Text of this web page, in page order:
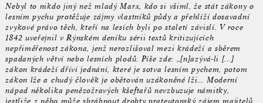
Nebyl to nikdo jiný než mladý Marx, kdo si všiml, že stát zákony o
lesním pychu protěžuje zájmy vlastníků půdy a přehlíží dosavadní
zvykové právo těch, kteří na lesích byli po staletí závislí. V roce
1842 uveřejnil v Rýnském deníku sérii textů kritizujících
nepřiměřenost zákona, jenž nerozlišoval mezi krádeží a sběrem
spadaných větví nebo lesních plodů. Píše zde: „[n]azývá-li [...]
zákon krádeží dříví jednání, které je sotva lesním pychem, potom
zákon lže a chudý člověk je obětován uzákoněné lži… Moderní
nápad několika penězožravých kšeftařů nevzbuzuje námitky,
jestliže z něho může shrábnout drobty prateutonský zájem majitelů